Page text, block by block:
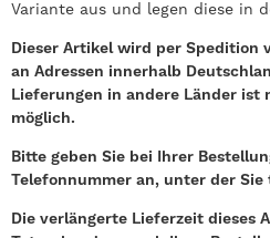
Variante aus und legen diese in
Dieser Artikel wird per Spedition
an Adressen innerhalb
Lieferungen in andere Länder ist
möglich.
Bitte geben Sie bei Ihrer
Telefonnummer an, unter der
Die verlängerte Lieferzeit dieses